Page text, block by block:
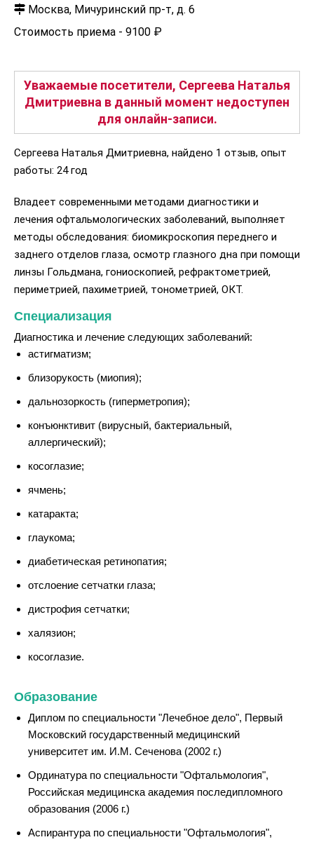
Москва, Мичуринский пр-т, д. 6
Стоимость приема - 9100 ₽
Уважаемые посетители, Сергеева Наталья
Дмитриевна в данный момент недоступен
для онлайн-записи.
Сергеева Наталья Дмитриевна, найдено 1 отзыв, опыт
работы: 24 год
Владеет современными методами диагностики и
лечения офтальмологических заболеваний, выполняет
методы обследования: биомикроскопия переднего и
заднего отделов глаза, осмотр глазного дна при помощи
линзы Гольдмана, гониоскопией, рефрактометрией,
периметрией, пахиметрией, тонометрией, ОКТ.
Специализация
Диагностика и лечение следующих заболеваний:
астигматизм;
близорукость (миопия);
дальнозоркость (гиперметропия);
конъюнктивит (вирусный, бактериальный,
аллергический);
косоглазие;
ячмень;
катаракта;
глаукома;
диабетическая ретинопатия;
отслоение сетчатки глаза;
дистрофия сетчатки;
халязион;
косоглазие.
Образование
Диплом по специальности "Лечебное дело", Первый
Московский государственный медицинский
университет им. И.М. Сеченова (2002 г.)
Ординатура по специальности "Офтальмология",
Российская медицинска академия последипломного
образования (2006 г.)
Аспирантура по специальности "Офтальмология",